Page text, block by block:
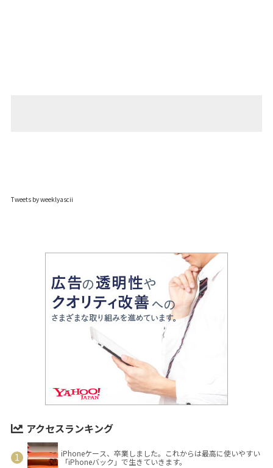
Tweets by weeklyascii
アクセスランキング
iPhoneケース、卒業しました。これからは最高に使いやすい
「iPhoneバック」で生きていきます。